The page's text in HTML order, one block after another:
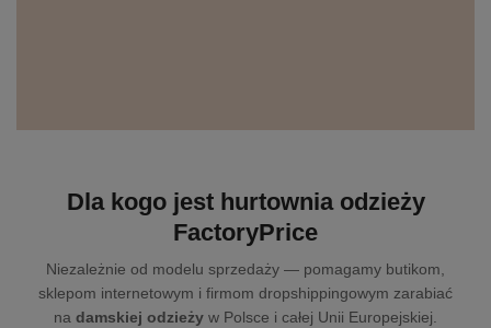
Dla kogo jest hurtownia odzieży
FactoryPrice
Niezależnie od modelu sprzedaży — pomagamy butikom,
sklepom internetowym i firmom dropshippingowym zarabiać
na damskiej odzieży w Polsce i całej Unii Europejskiej.